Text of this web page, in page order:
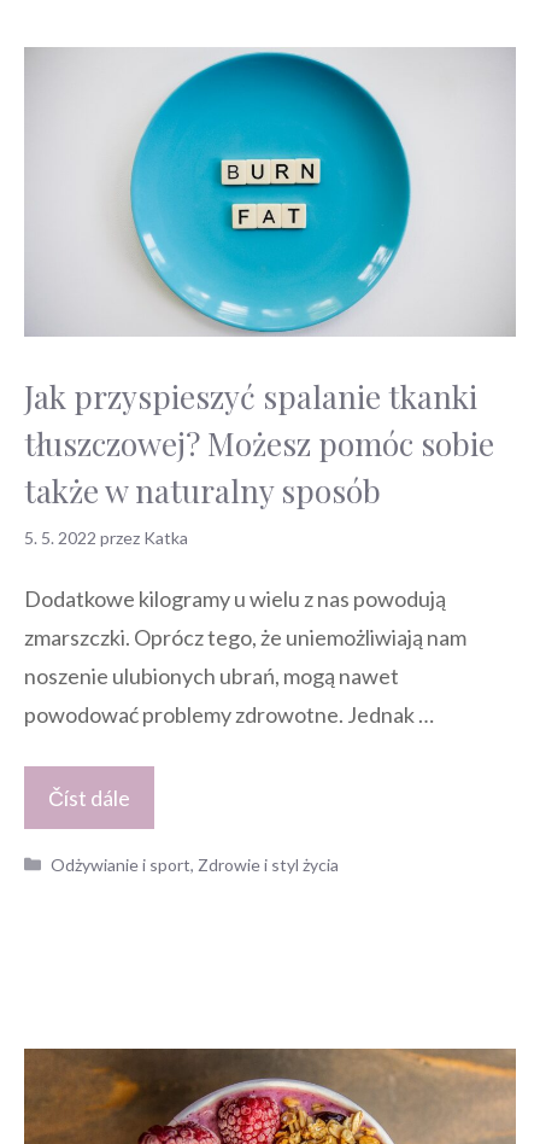
Jak przyspieszyć spalanie tkanki
tłuszczowej? Możesz pomóc sobie
także w naturalny sposób
5. 5. 2022 przez Katka
Dodatkowe kilogramy u wielu z nas powodują
zmarszczki. Oprócz tego, że uniemożliwiają nam
noszenie ulubionych ubrań, mogą nawet
powodować problemy zdrowotne. Jednak …
Číst dále
Kategorie
Odżywianie i sport, Zdrowie i styl życia